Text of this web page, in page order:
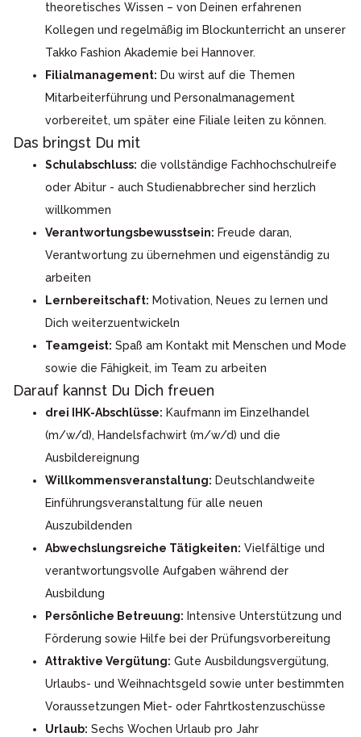
theoretisches Wissen – von Deinen erfahrenen
Kollegen und regelmäßig im Blockunterricht an unserer
Takko Fashion Akademie bei Hannover.
Filialmanagement: Du wirst auf die Themen
Mitarbeiterführung und Personalmanagement
vorbereitet, um später eine Filiale leiten zu können.
Das bringst Du mit
Schulabschluss: die vollständige Fachhochschulreife
oder Abitur - auch Studienabbrecher sind herzlich
willkommen
Verantwortungsbewusstsein: Freude daran,
Verantwortung zu übernehmen und eigenständig zu
arbeiten
Lernbereitschaft: Motivation, Neues zu lernen und
Dich weiterzuentwickeln
Teamgeist: Spaß am Kontakt mit Menschen und Mode
sowie die Fähigkeit, im Team zu arbeiten
Darauf kannst Du Dich freuen
drei IHK-Abschlüsse: Kaufmann im Einzelhandel
(m/w/d), Handelsfachwirt (m/w/d) und die
Ausbildereignung
Willkommensveranstaltung: Deutschlandweite
Einführungsveranstaltung für alle neuen
Auszubildenden
Abwechslungsreiche Tätigkeiten: Vielfältige und
verantwortungsvolle Aufgaben während der
Ausbildung
Persönliche Betreuung: Intensive Unterstützung und
Förderung sowie Hilfe bei der Prüfungsvorbereitung
Attraktive Vergütung: Gute Ausbildungsvergütung,
Urlaubs- und Weihnachtsgeld sowie unter bestimmten
Voraussetzungen Miet- oder Fahrtkostenzuschüsse
Urlaub: Sechs Wochen Urlaub pro Jahr